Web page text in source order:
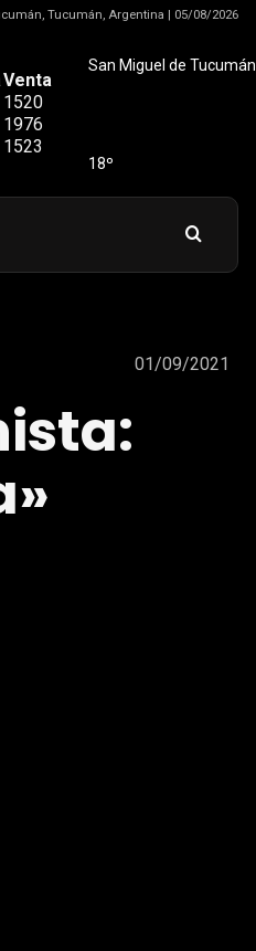
Tucumán, Argentina | 05/08/2026
Venta
1520
1976
1523
San Miguel de Tucumán
18º
01/09/2021